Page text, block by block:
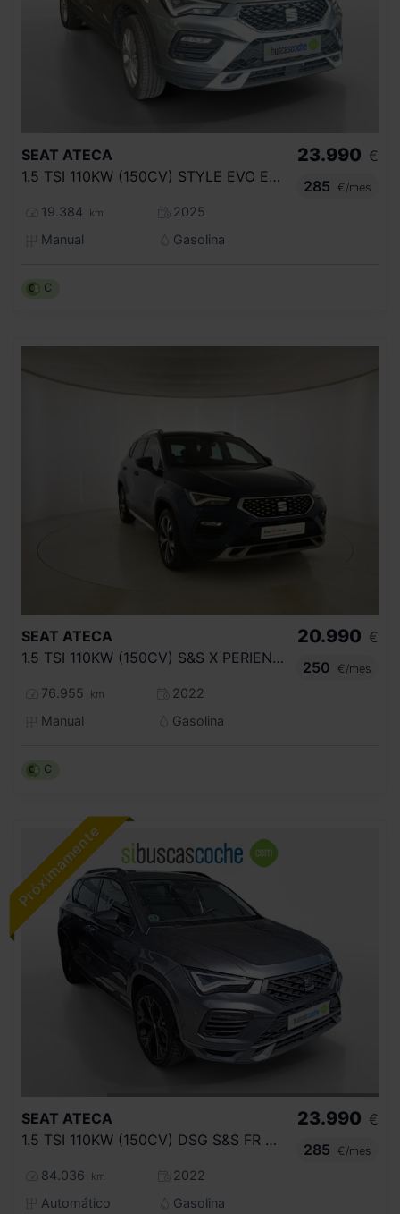
SEAT ATECA
1.5 TSI 110KW (150CV) STYLE EVO EDITION
19.384 km
2025
Manual
Gasolina
23.990 €
285
€/mes
C
SEAT ATECA
1.5 TSI 110KW (150CV) S&S X PERIENCE
76.955 km
2022
Manual
Gasolina
20.990 €
250
€/mes
C
SEAT ATECA
1.5 TSI 110KW (150CV) DSG S&S FR GO
84.036 km
2022
Automático
Gasolina
23.990 €
285
€/mes